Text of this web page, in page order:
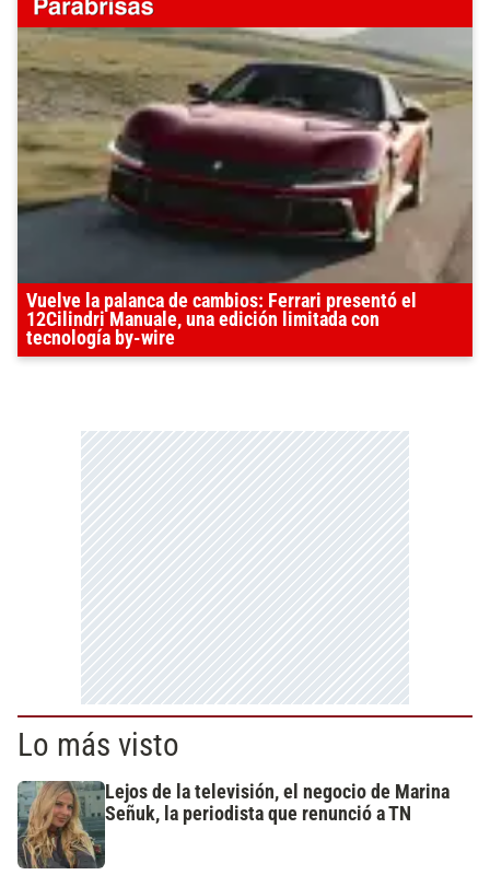
Vuelve la palanca de cambios: Ferrari presentó el
12Cilindri Manuale, una edición limitada con
tecnología by-wire
Lo más visto
Lejos de la televisión, el negocio de Marina
Señuk, la periodista que renunció a TN